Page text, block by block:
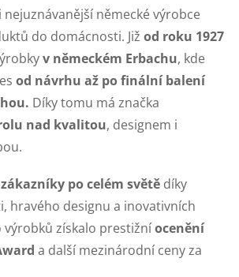
nejuznávanější německé výrobce
do domácnosti. Již od roku 1927
v německém Erbachu, kde
od návrhu až po finální balení
Díky tomu má značka
nad kvalitou, designem i
po celém světě díky
hravého designu a inovativních
získalo prestižníocenění
a další mezinárodní ceny za